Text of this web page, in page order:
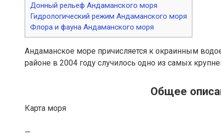
Донный рельеф Андаманского моря
Гидрологический режим Андаманского моря
Флора и фауна Андаманского моря
Андаманское море причисляется к окраинным
районе в 2004 году случилось одно из самых
Общее
Карта моря
—